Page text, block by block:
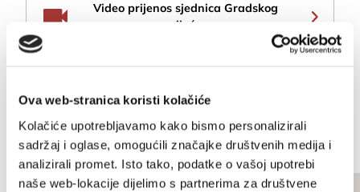
Ova web-stranica koristi kolačiće
Kolačiće upotrebljavamo kako bismo personalizirali
sadržaj i oglase, omogućili značajke društvenih medija i
analizirali promet. Isto tako, podatke o vašoj upotrebi
naše web-lokacije dijelimo s partnerima za društvene
videocam
Video prijenos sjednica Gradskog
vijeća
Novosti